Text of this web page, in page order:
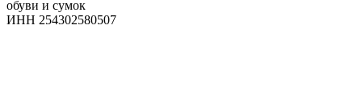
обуви и сумок
ИНН 254302580507